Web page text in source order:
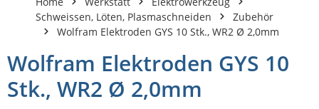
Schweissen, Löten, Plasmaschneiden
Zubehör
Wolfram Elektroden GYS 10 Stk., WR2 Ø 2,0mm
Wolfram Elektroden GYS 10
Stk., WR2 Ø 2,0mm